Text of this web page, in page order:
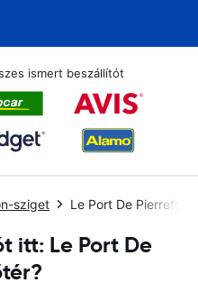
ismert beszállítót
sziget Le Port De
itt: Le Port De